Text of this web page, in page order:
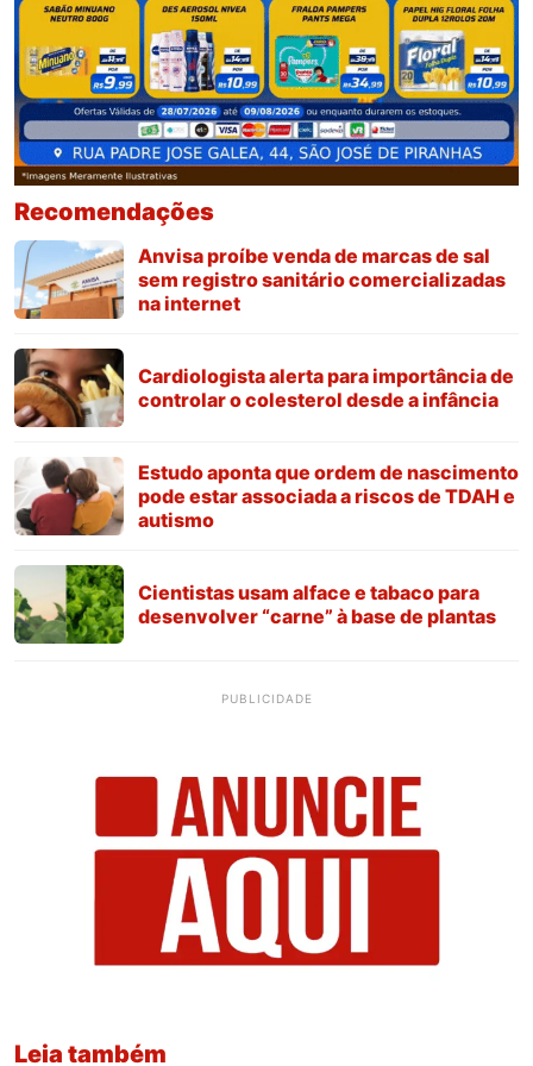
Recomendações
Anvisa proíbe venda de marcas de sal
sem registro sanitário comercializadas
na internet
Cardiologista alerta para importância de
controlar o colesterol desde a infância
Estudo aponta que ordem de nascimento
pode estar associada a riscos de TDAH e
autismo
Cientistas usam alface e tabaco para
desenvolver “carne” à base de plantas
PUBLICIDADE
Leia também